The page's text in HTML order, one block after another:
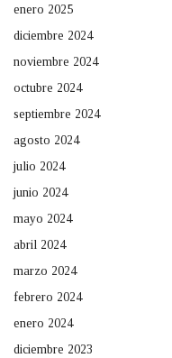
enero 2025
diciembre 2024
noviembre 2024
octubre 2024
septiembre 2024
agosto 2024
julio 2024
junio 2024
mayo 2024
abril 2024
marzo 2024
febrero 2024
enero 2024
diciembre 2023